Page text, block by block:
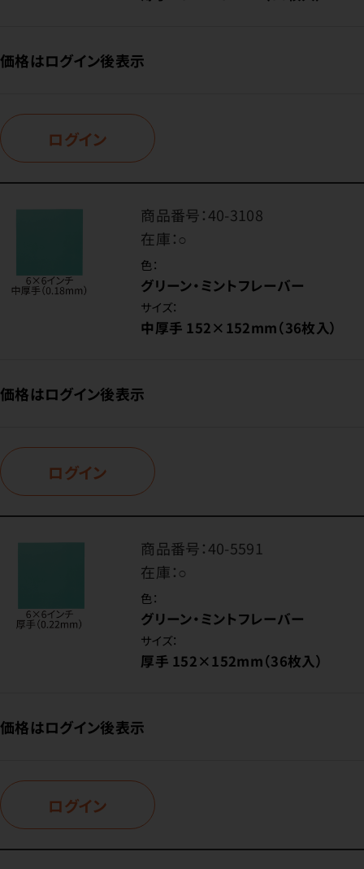
価格はログイン後表示
ログイン
商品番号：40-3108
在庫：○
色：
グリーン・ミントフレーバー
サイズ：
中厚手 152×152mm（36枚入）
価格はログイン後表示
ログイン
商品番号：40-5591
在庫：○
色：
グリーン・ミントフレーバー
サイズ：
厚手 152×152mm（36枚入）
価格はログイン後表示
ログイン